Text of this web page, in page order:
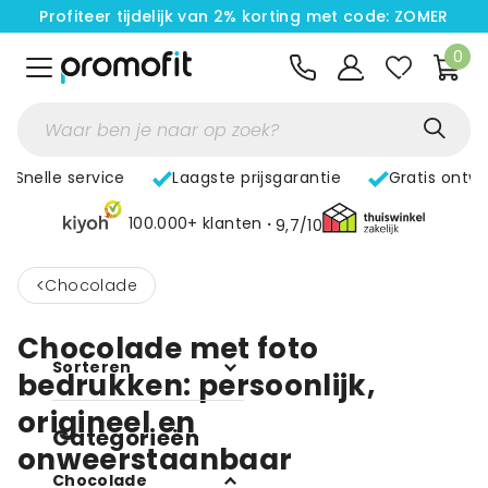
Profiteer tijdelijk van 2% korting met code: ZOMER
0
Snelle service Laagste prijsgarantie Gratis
100.000+ klanten 9,7/10
< Chocolade
Sorteren
Categorieën
Chocolade
Chocolade met foto
bedrukken: persoonlijk,
origineel en
onweerstaanbaar